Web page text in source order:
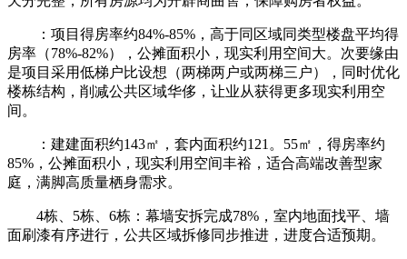
：项目得房率约84%-85%，高于同区域同类型楼盘平均得
房率（78%-82%），公摊面积小，现实利用空间大。次要缘由
是项目采用低梯户比设想（两梯两户或两梯三户），同时优化
楼栋结构，削减公共区域华侈，让业从获得更多现实利用空
间。
：建建面积约143㎡，套内面积约121。55㎡，得房率约
85%，公摊面积小，现实利用空间丰裕，适合高端改善型家
庭，满脚高质量栖身需求。
4栋、5栋、6栋：幕墙安拆完成78%，室内地面找平、墙
面刷漆有序进行，公共区域拆修同步推进，进度合适预期。